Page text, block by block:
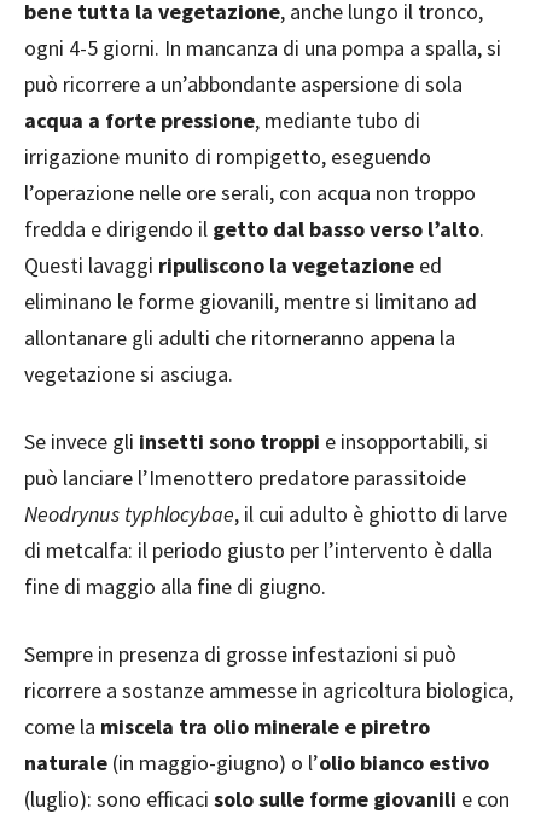
bene tutta la vegetazione, anche lungo il tronco,
ogni 4-5 giorni. In mancanza di una pompa a spalla, si
può ricorrere a un’abbondante aspersione di sola
acqua a forte pressione, mediante tubo di
irrigazione munito di rompigetto, eseguendo
l’operazione nelle ore serali, con acqua non troppo
fredda e dirigendo il getto dal basso verso l’alto.
Questi lavaggi ripuliscono la vegetazione ed
eliminano le forme giovanili, mentre si limitano ad
allontanare gli adulti che ritorneranno appena la
vegetazione si asciuga.
Se invece gli insetti sono troppi e insopportabili, si
può lanciare l’Imenottero predatore parassitoide
Neodrynus typhlocybae, il cui adulto è ghiotto di larve
di metcalfa: il periodo giusto per l’intervento è dalla
fine di maggio alla fine di giugno.
Sempre in presenza di grosse infestazioni si può
ricorrere a sostanze ammesse in agricoltura biologica,
come la miscela tra olio minerale e piretro
naturale (in maggio-giugno) o l’olio bianco estivo
(luglio): sono efficaci solo sulle forme giovanili e con